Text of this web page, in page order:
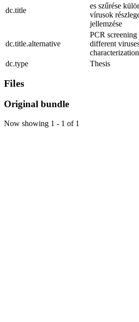
dc.title
es szűrése
vírusok
jellemzése
dc.title.alternative
PCR
different
dc.type Thesis
Files
Original bundle
Now showing 1 - 1 of 1